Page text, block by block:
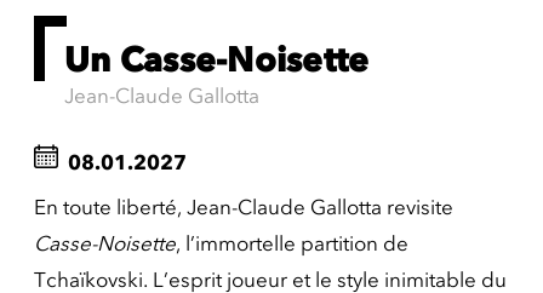
Un Casse-Noisette
Jean-Claude Gallotta
08.01.2027
En toute liberté, Jean-Claude Gallotta revisite
Casse-Noisette, l’immortelle partition de
Tchaïkovski. L’esprit joueur et le style inimitable du